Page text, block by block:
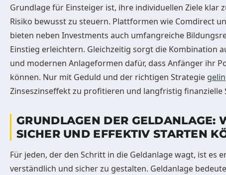
Grundlage für Einsteiger ist, ihre individuellen Ziele klar
Risiko bewusst zu steuern. Plattformen wie Comdirect
bieten neben Investments auch umfangreiche
Einstieg erleichtern. Gleichzeitig sorgt die Kombination
und modernen Anlageformen dafür, dass Anfänger ihr
können. Nur mit Geduld und der richtigen Strategie
Zinseszinseffekt zu profitieren und langfristig finanzielle
GRUNDLAGEN DER GELDANLAGE:
SICHER UND EFFEKTIV STARTEN
Für jeden, der den Schritt in die Geldanlage wagt, ist es
verständlich und sicher zu gestalten. Geldanlage